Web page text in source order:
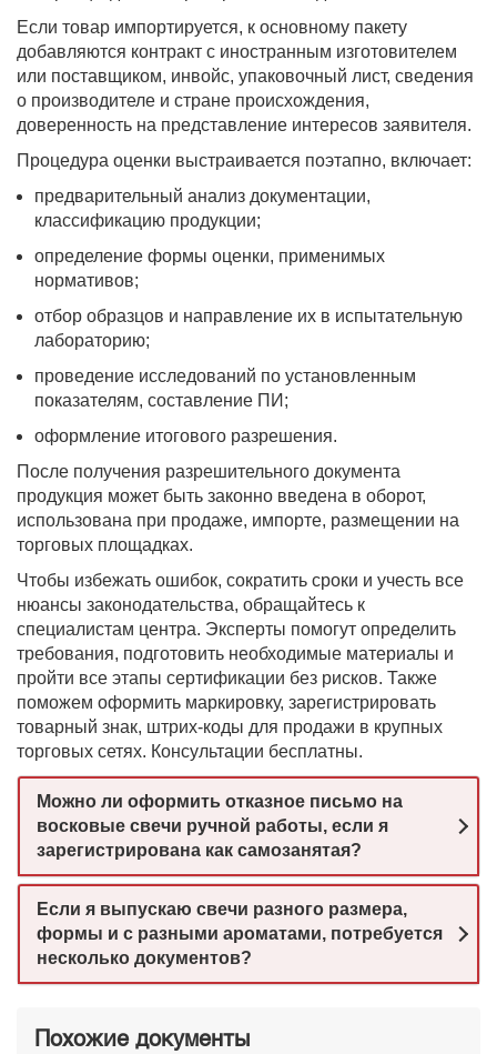
Если товар импортируется, к основному пакету
добавляются контракт с иностранным изготовителем
или поставщиком, инвойс, упаковочный лист, сведения
о производителе и стране происхождения,
доверенность на представление интересов заявителя.
Процедура оценки выстраивается поэтапно, включает:
предварительный анализ документации,
классификацию продукции;
определение формы оценки, применимых
нормативов;
отбор образцов и направление их в испытательную
лабораторию;
проведение исследований по установленным
показателям, составление ПИ;
оформление итогового разрешения.
После получения разрешительного документа
продукция может быть законно введена в оборот,
использована при продаже, импорте, размещении на
торговых площадках.
Чтобы избежать ошибок, сократить сроки и учесть все
нюансы законодательства, обращайтесь к
специалистам центра. Эксперты помогут определить
требования, подготовить необходимые материалы и
пройти все этапы сертификации без рисков. Также
поможем оформить маркировку, зарегистрировать
товарный знак, штрих-коды для продажи в крупных
торговых сетях. Консультации бесплатны.
Можно ли оформить отказное письмо на
восковые свечи ручной работы, если я
зарегистрирована как самозанятая?
Если я выпускаю свечи разного размера,
формы и с разными ароматами, потребуется
несколько документов?
Похожие документы